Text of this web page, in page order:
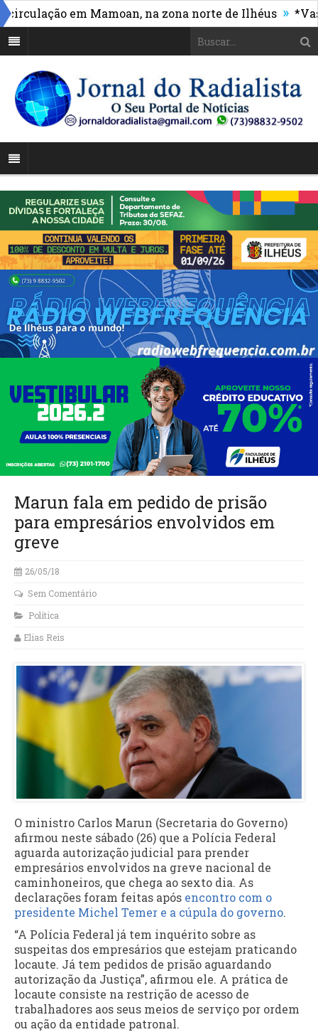
em Mamoan, na zona norte de Ilhéus » *Vasco
Marun fala em pedido de prisão
para empresários envolvidos em
greve
26/05/18
Sem Comentário
Política
Elias Reis
O ministro Carlos Marun (Secretaria do Governo)
afirmou neste sábado (26) que a Polícia Federal
aguarda autorização judicial para prender
empresários envolvidos na greve nacional de
caminhoneiros, que chega ao sexto dia. As
declarações foram feitas após encontro com o
presidente Michel Temer e a cúpula do governo.
“A Polícia Federal já tem inquérito sobre as
suspeitas dos empresários que estejam praticando
locaute. Já tem pedidos de prisão aguardando
autorização da Justiça”, afirmou ele. A prática de
locaute consiste na restrição de acesso de
trabalhadores aos seus meios de serviço por ordem
ou ação da entidade patronal.